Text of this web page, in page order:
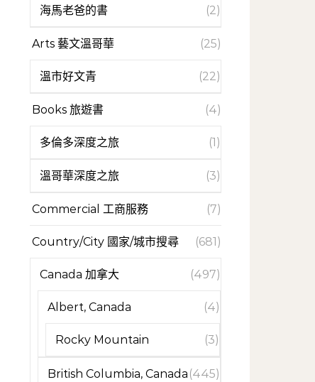
海馬老爸的書 (2)
Arts 藝文溫哥華 (25)
溫市好文青 (22)
Books 旅遊書 (4)
多倫多深度之旅 (1)
溫哥華深度之旅 (3)
Commercial 工商服務 (7)
Country/City 國家/城市搜尋 (681)
Canada 加拿大 (497)
Albert, Canada (4)
Rocky Mountain (3)
British Columbia, Canada (445)